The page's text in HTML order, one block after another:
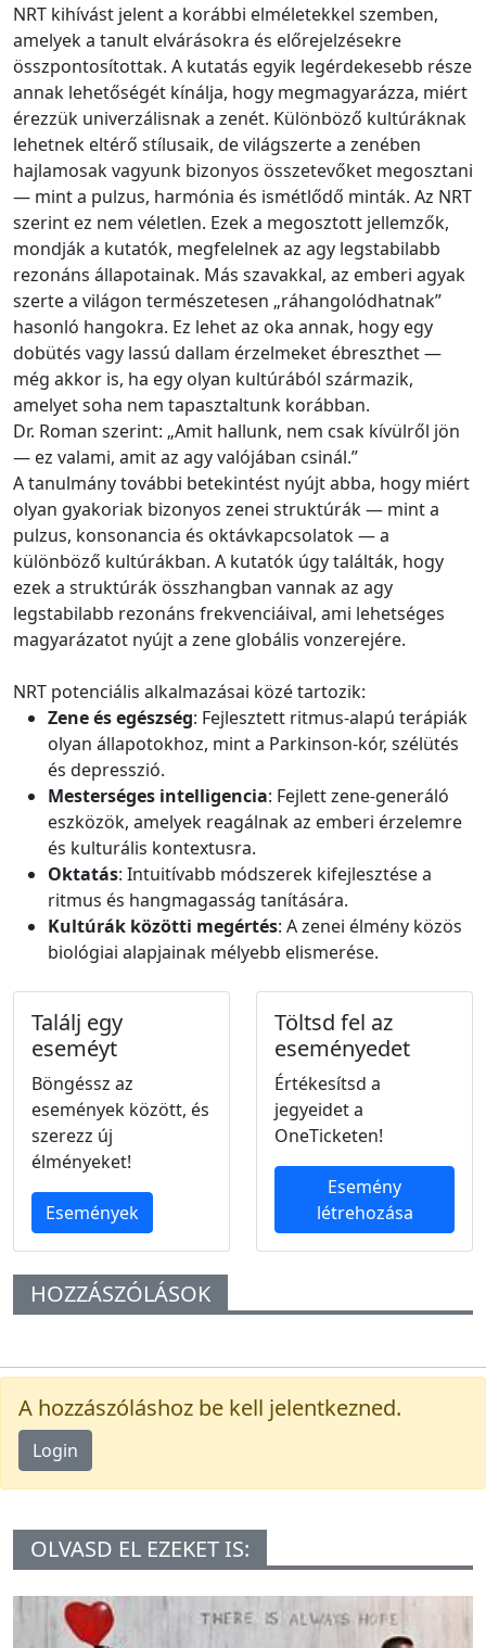
NRT kihívást jelent a korábbi elméletekkel szemben,
amelyek a tanult elvárásokra és előrejelzésekre
összpontosítottak. A kutatás egyik legérdekesebb része
annak lehetőségét kínálja, hogy megmagyarázza, miért
érezzük univerzálisnak a zenét. Különböző kultúráknak
lehetnek eltérő stílusaik, de világszerte a zenében
hajlamosak vagyunk bizonyos összetevőket megosztani
— mint a pulzus, harmónia és ismétlődő minták. Az NRT
szerint ez nem véletlen. Ezek a megosztott jellemzők,
mondják a kutatók, megfelelnek az agy legstabilabb
rezonáns állapotainak. Más szavakkal, az emberi agyak
szerte a világon természetesen „ráhangolódhatnak”
hasonló hangokra. Ez lehet az oka annak, hogy egy
dobütés vagy lassú dallam érzelmeket ébreszthet —
még akkor is, ha egy olyan kultúrából származik,
amelyet soha nem tapasztaltunk korábban.
Dr. Roman szerint: „Amit hallunk, nem csak kívülről jön
— ez valami, amit az agy valójában csinál.”
A tanulmány további betekintést nyújt abba, hogy miért
olyan gyakoriak bizonyos zenei struktúrák — mint a
pulzus, konsonancia és oktávkapcsolatok — a
különböző kultúrákban. A kutatók úgy találták, hogy
ezek a struktúrák összhangban vannak az agy
legstabilabb rezonáns frekvenciáival, ami lehetséges
magyarázatot nyújt a zene globális vonzerejére.
NRT potenciális alkalmazásai közé tartozik:
Zene és egészség: Fejlesztett ritmus-alapú terápiák
olyan állapotokhoz, mint a Parkinson-kór, szélütés
és depresszió.
Mesterséges intelligencia: Fejlett zene-generáló
eszközök, amelyek reagálnak az emberi érzelemre
és kulturális kontextusra.
Oktatás: Intuitívabb módszerek kifejlesztése a
ritmus és hangmagasság tanítására.
Kultúrák közötti megértés: A zenei élmény közös
biológiai alapjainak mélyebb elismerése.
Találj egy
eseméyt
Böngéssz az
események között, és
szerezz új
élményeket!
Események
Töltsd fel az
eseményedet
Értékesítsd a
jegyeidet a
OneTicketen!
Esemény
létrehozása
HOZZÁSZÓLÁSOK
A hozzászóláshoz be kell jelentkezned.
Login
OLVASD EL EZEKET IS: